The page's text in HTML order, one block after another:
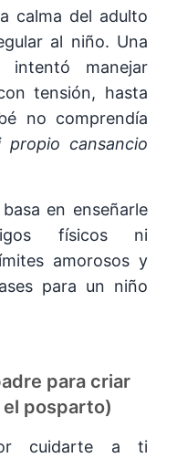
calma del adulto
al niño. Una
intentó manejar
tensión, hasta
no comprendía
propio cansancio
en enseñarle
físicos ni
amorosos y
para un niño
para criar
posparto)
cuidarte a ti